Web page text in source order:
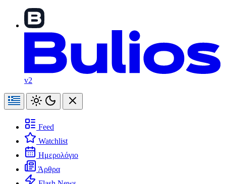
v2
Feed
Watchlist
Ημερολόγιο
Άρθρα